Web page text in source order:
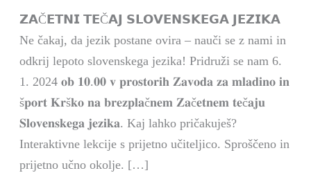
𝗭𝗔Č𝗘𝗧𝗡𝗜 𝗧𝗘Č𝗔𝗝 𝗦𝗟𝗢𝗩𝗘𝗡𝗦𝗞𝗘𝗚𝗔 𝗝𝗘𝗭𝗜𝗞𝗔
Ne čakaj, da jezik postane ovira – nauči se z nami in
odkrij lepoto slovenskega jezika! Pridruži se nam 6.
1. 2024 𝐨𝐛 𝟏𝟎.𝟎𝟎 𝐯 𝐩𝐫𝐨𝐬𝐭𝐨𝐫𝐢𝐡 𝐙𝐚𝐯𝐨𝐝𝐚 𝐳𝐚 𝐦𝐥𝐚𝐝𝐢𝐧𝐨 𝐢𝐧
š𝐩𝐨𝐫𝐭 𝐊𝐫š𝐤𝐨 𝐧𝐚 𝐛𝐫𝐞𝐳𝐩𝐥𝐚č𝐧𝐞𝐦 𝐙𝐚č𝐞𝐭𝐧𝐞𝐦 𝐭𝐞č𝐚𝐣𝐮
𝐒𝐥𝐨𝐯𝐞𝐧𝐬𝐤𝐞𝐠𝐚 𝐣𝐞𝐳𝐢𝐤𝐚. Kaj lahko pričakuješ?
Interaktivne lekcije s prijetno učiteljico. Sproščeno in
prijetno učno okolje. […]
Slovenian
classes
for
beginners